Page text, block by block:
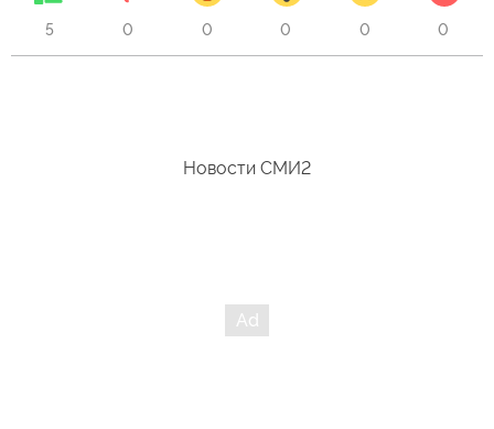
5 0 0 0 0 0
Новости СМИ2